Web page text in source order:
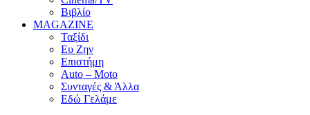
Βιβλίο
MAGAZINE
Ταξίδι
Ευ Ζην
Επιστήμη
Auto – Moto
Συνταγές & Άλλα
Εδώ Γελάμε